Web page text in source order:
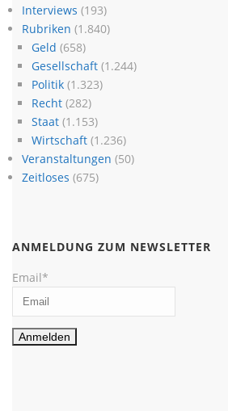
Interviews (193)
Rubriken (1.840)
Geld (658)
Gesellschaft(1.244)
Politik(1.323)
Recht(282)
Staat(1.153)
Wirtschaft(1.236)
Veranstaltungen (50)
Zeitloses (675)
ANMELDUNG ZUM NEWSLETTER
Email*